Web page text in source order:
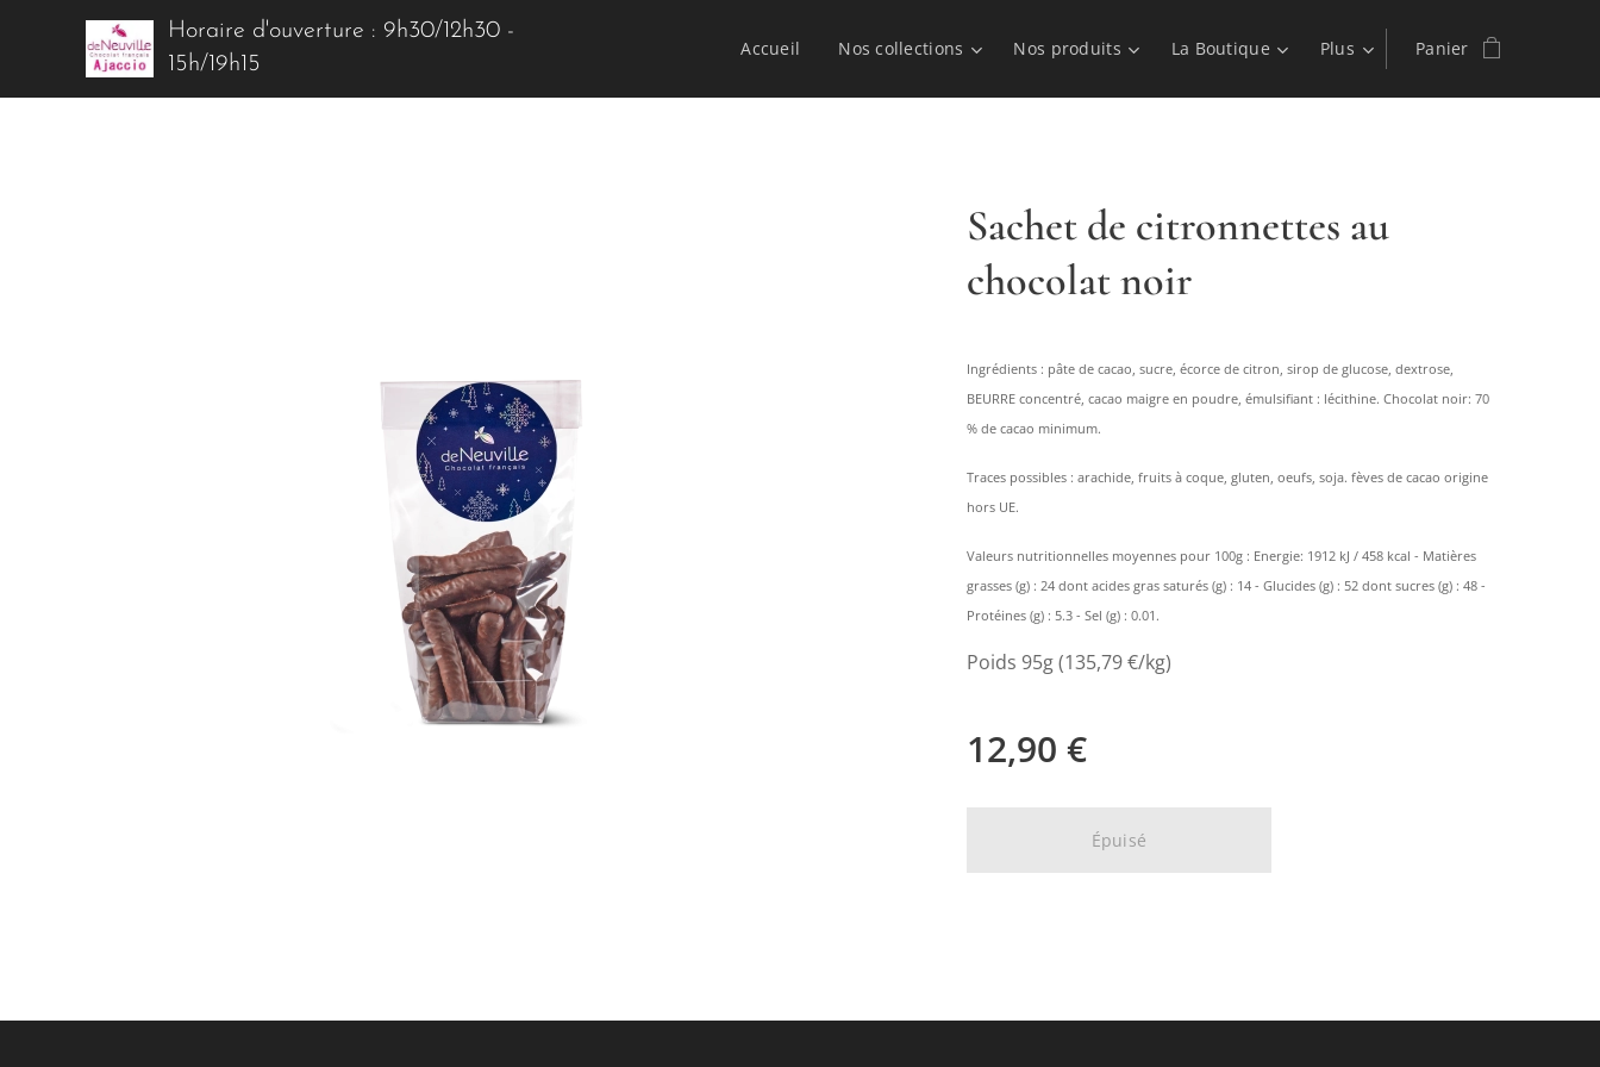
Horaire d'ouverture : 9h30/12h30 -
15h/19h15
Accueil Nos collections Nos produits La Boutique Plus Panier
Sachet de citronnettes au
chocolat noir
Ingrédients : pâte de cacao, sucre, écorce de citron, sirop de glucose, dextrose,
BEURRE concentré, cacao maigre en poudre, émulsifiant : lécithine. Chocolat noir: 70
% de cacao minimum.
Traces possibles : arachide, fruits à coque, gluten, oeufs, soja. fèves de cacao origine
hors UE.
Valeurs nutritionnelles moyennes pour 100g : Energie: 1912 kJ / 458 kcal - Matières
grasses (g) : 24 dont acides gras saturés (g) : 14 - Glucides (g) : 52 dont sucres (g) : 48 -
Protéines (g) : 5.3 - Sel (g) : 0.01.
Poids 95g (135,79 €/kg)
12,90 €
Épuisé